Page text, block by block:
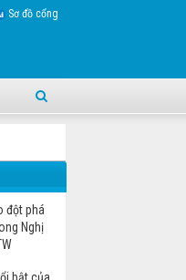
Sơ đồ cổng
đột phá
Nghị